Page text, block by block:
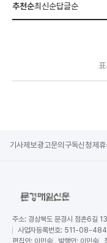
추천순최신순답글순
기사제보광고문의 구독신청제휴
주소: 경상북도 문경시 점촌6길 13
사업자등록번호: 511-08-
편집인: 이민숙 발행인: 이민숙